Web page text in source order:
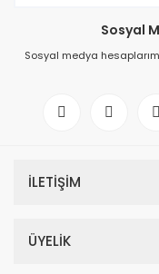
Sosyal
Sosyal medya
İLETİŞİM
ÜYELİK